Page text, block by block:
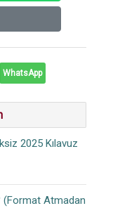
WhatsApp
2025 Kılavuz
(Format Atmadan